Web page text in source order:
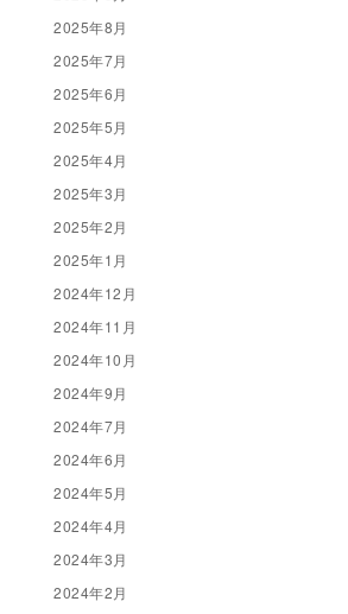
2025年8月
2025年7月
2025年6月
2025年5月
2025年4月
2025年3月
2025年2月
2025年1月
2024年12月
2024年11月
2024年10月
2024年9月
2024年7月
2024年6月
2024年5月
2024年4月
2024年3月
2024年2月